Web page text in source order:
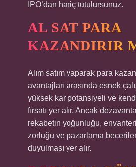
IPO’dan hariç tutulursunuz.
AL SAT PARA
KAZANDIRIR
Alım satım yaparak para
avantajları arasında esnek
yüksek kar potansiyeli ve
fırsatı yer alır. Ancak
rekabetin yoğunluğu,
zorluğu ve pazarlama
duyulması yer alır.